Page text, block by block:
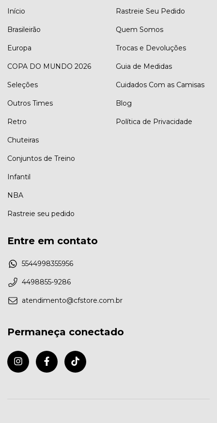
Início
Brasileirão
Europa
COPA DO MUNDO 2026
Seleções
Outros Times
Retro
Chuteiras
Conjuntos de Treino
Infantil
NBA
Rastreie seu pedido
Rastreie Seu Pedido
Quem Somos
Trocas e Devoluções
Guia de Medidas
Cuidados Com as Camisas
Blog
Política de Privacidade
Entre em contato
5544998355956
4498855-9286
atendimento@cfstore.com.br
Permaneça conectado